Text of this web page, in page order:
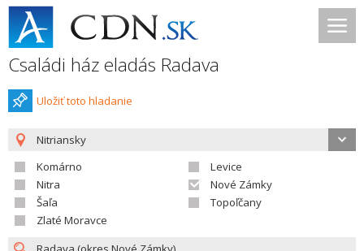
Családi ház eladás Radava
Uložiť toto hladanie
Nitriansky
Komárno
Levice
Nitra
Nové Zámky
Šaľa
Topoľčany
Zlaté Moravce